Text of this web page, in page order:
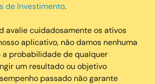
de Investimento.
avalie cuidadosamente os ativos
aplicativo, não damos nenhuma
a probabilidade de qualquer
um resultado ou objetivo
passado não garante